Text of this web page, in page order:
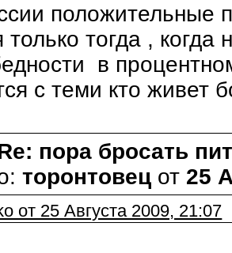
положительные
только тогда ,
в
с теми кто
пора бросать
торонтовец от 25
от 25 Августа 2009, 21:07